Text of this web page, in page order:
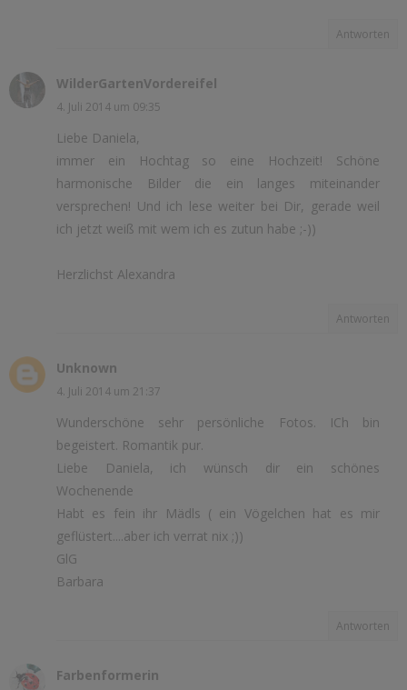
Antworten
WilderGartenVordereifel
4. Juli 2014 um 09:35
Liebe Daniela,
immer ein Hochtag so eine Hochzeit! Schöne
harmonische Bilder die ein langes miteinander
versprechen! Und ich lese weiter bei Dir, gerade weil
ich jetzt weiß mit wem ich es zutun habe ;-))
Herzlichst Alexandra
Antworten
Unknown
4. Juli 2014 um 21:37
Wunderschöne sehr persönliche Fotos. ICh bin
begeistert. Romantik pur.
Liebe Daniela, ich wünsch dir ein schönes
Wochenende
Habt es fein ihr Mädls ( ein Vögelchen hat es mir
geflüstert....aber ich verrat nix ;))
GlG
Barbara
Antworten
Farbenformerin